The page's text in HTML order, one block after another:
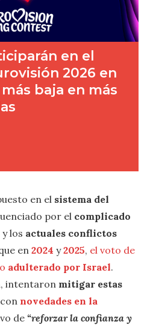
en el sistema del
por el complicado
y los actuales conflictos
en 2024 y2025, el voto de
adulterado por Israel.
intentaron mitigar estas
con novedades en la
de “reforzar la confianza y